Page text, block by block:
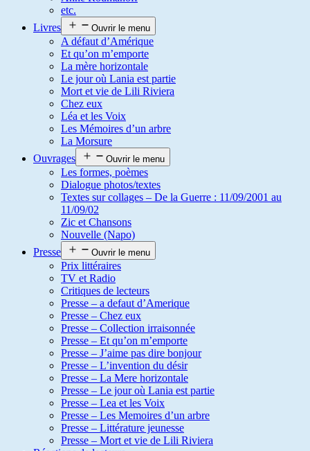
etc.
Livres
Ouvrir le menu
A défaut d’Amérique
Et qu’on m’emporte
La mère horizontale
Le jour où Lania est partie
Mort et vie de Lili Riviera
Chez eux
Léa et les Voix
Les Mémoires d’un arbre
La Morsure
Ouvrages
Ouvrir le menu
Les formes, poèmes
Dialogue photos/textes
Textes sur collages – De la Guerre : 11/09/2001 au
11/09/02
Zic et Chansons
Nouvelle (Napo)
Presse
Ouvrir le menu
Prix littéraires
TV et Radio
Critiques de lecteurs
Presse – a defaut d’Amerique
Presse – Chez eux
Presse – Collection irraisonnée
Presse – Et qu’on m’emporte
Presse – J’aime pas dire bonjour
Presse – L’invention du désir
Presse – La Mere horizontale
Presse – Le jour où Lania est partie
Presse – Lea et les Voix
Presse – Les Memoires d’un arbre
Presse – Littérature jeunesse
Presse – Mort et vie de Lili Riviera